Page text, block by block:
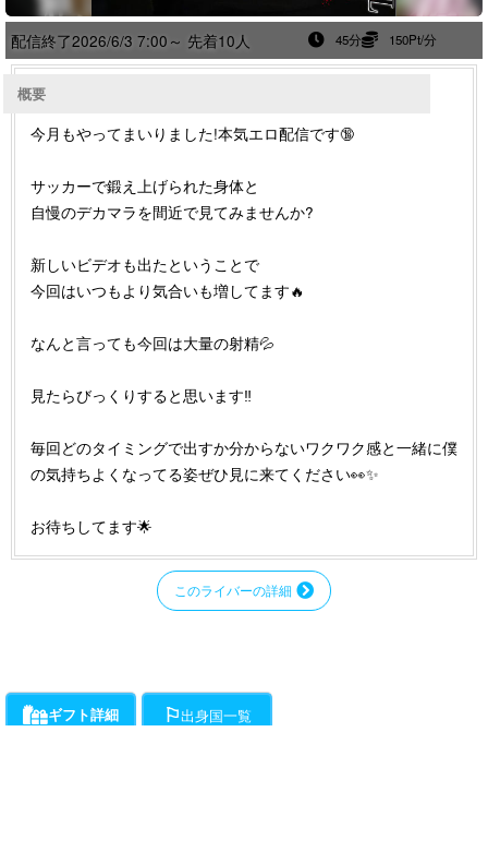
配信終了2026/6/3 7:00～ 先着10人 45分 150Pt/分
概要
今月もやってまいりました!本気エロ配信です🔞
サッカーで鍛え上げられた身体と
自慢のデカマラを間近で見てみませんか?
新しいビデオも出たということで
今回はいつもより気合いも増してます🔥
なんと言っても今回は大量の射精💦
見たらびっくりすると思います‼️
毎回どのタイミングで出すか分からないワクワク感と一緒に僕
の気持ちよくなってる姿ぜひ見に来てください👀✨
お待ちしてます🌟
このライバーの詳細
ギフト詳細 出身国一覧